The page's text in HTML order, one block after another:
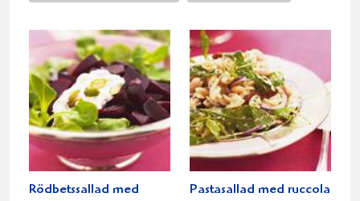
Rödbetssallad med
Pastasallad med ruccola